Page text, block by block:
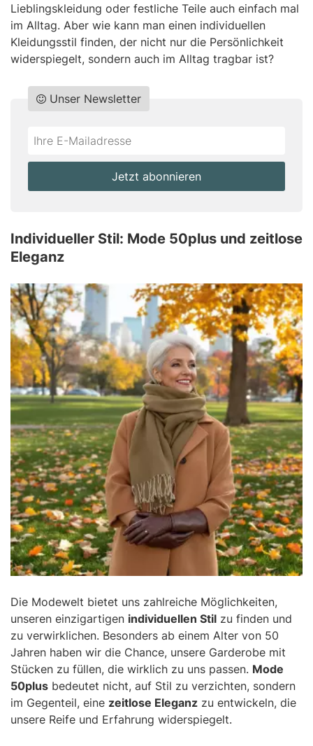
Lieblingskleidung oder festliche Teile auch einfach mal
im Alltag. Aber wie kann man einen individuellen
Kleidungsstil finden, der nicht nur die Persönlichkeit
widerspiegelt, sondern auch im Alltag tragbar ist?
Do
fill
Unser Newsletter
*Ihre
Mailadresse:
Jetzt abonnieren
Individueller Stil: Mode 50plus und zeitlose
Eleganz
Die Modewelt bietet uns zahlreiche Möglichkeiten,
unseren einzigartigen individuellen Stil zu finden und
zu verwirklichen. Besonders ab einem Alter von 50
Jahren haben wir die Chance, unsere Garderobe mit
Stücken zu füllen, die wirklich zu uns passen. Mode
50plus bedeutet nicht, auf Stil zu verzichten, sondern
im Gegenteil, eine zeitlose Eleganz zu entwickeln, die
unsere Reife und Erfahrung widerspiegelt.